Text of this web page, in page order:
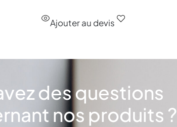
Ajouter au devis
des questions
nos produits ?